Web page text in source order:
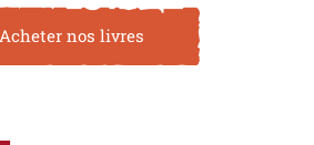
Acheter nos livres